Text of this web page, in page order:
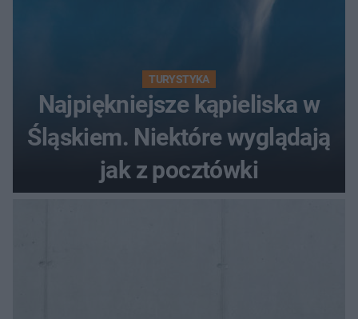
TURYSTYKA
Najpiękniejsze kąpieliska w
Śląskiem. Niektóre wyglądają
jak z pocztówki